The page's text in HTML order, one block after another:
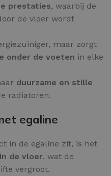
prestaties, waarbij de
de vloer wordt
maar zorgt
onder de voeten in elke
duurzame en stille
radiatoren.
egaline
in de egaline zit, is het
de vloer, wat de
vergroot.